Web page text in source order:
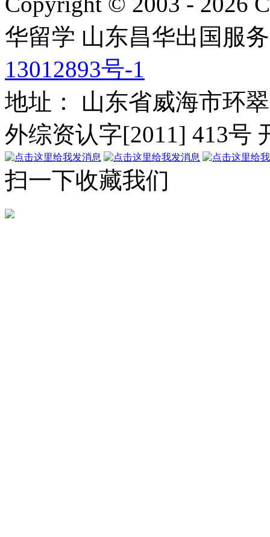
华留学 山东昌华出国服
13012893号-1
地址： 山东省威海市环
外综资认字[2011] 413号
扫一下收藏我们